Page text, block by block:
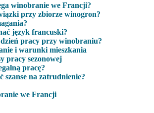
winobranie we Francji?
przy zbiorze winogron?
język francuski?
pracy przy winobraniu?
i warunki mieszkania
pracy sezonowej
pracę?
szanse na zatrudnienie?
we Francji